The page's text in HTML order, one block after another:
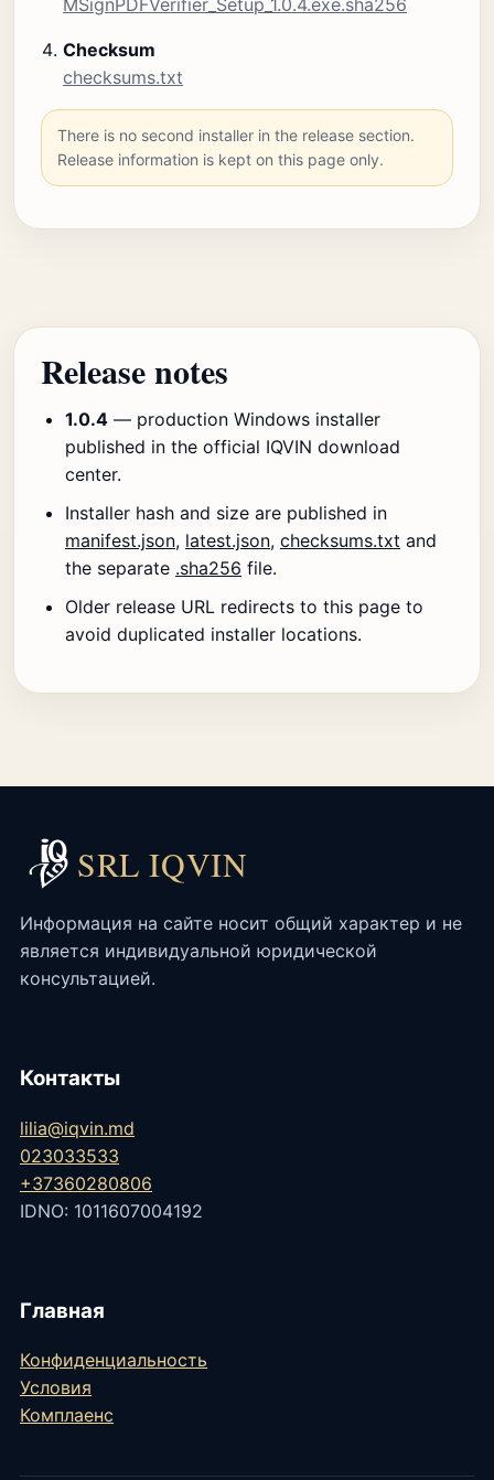
MSignPDFVerifier_Setup_1.0.4.exe.sha256
Checksum
checksums.txt
There is no second installer in the release section.
Release information is kept on this page only.
Release notes
1.0.4 — production Windows installer
published in the official IQVIN download
center.
Installer hash and size are published in
manifest.json, latest.json, checksums.txt and
the separate .sha256 file.
Older release URL redirects to this page to
avoid duplicated installer locations.
SRL IQVIN
Информация на сайте носит общий характер и не
является индивидуальной юридической
консультацией.
Контакты
lilia@iqvin.md
023033533
+37360280806
IDNO: 1011607004192
Главная
Конфиденциальность
Условия
Комплаенс